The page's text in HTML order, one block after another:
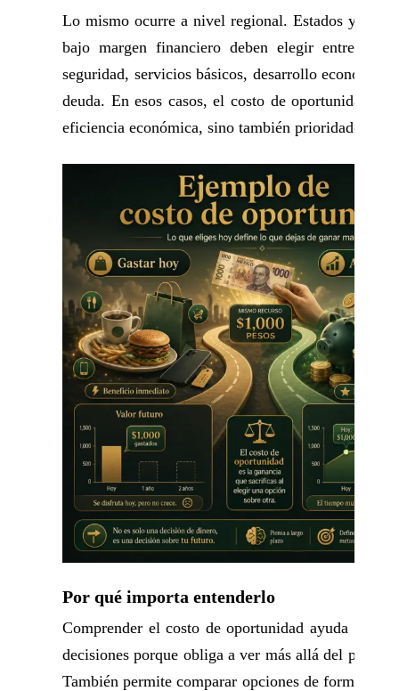
Lo mismo ocurre a nivel regional. Estados y
bajo margen financiero deben elegir entre
seguridad, servicios básicos, desarrollo económico
deuda. En esos casos, el costo de oportunidad no
eficiencia económica, sino también prioridades
Por qué importa entenderlo
Comprender el costo de oportunidad ayuda a
decisiones porque obliga a ver más allá del precio
También permite comparar opciones de forma más